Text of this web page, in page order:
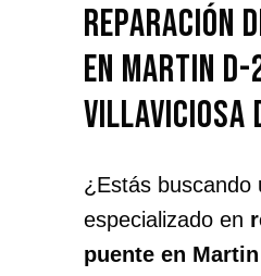
reparación
en Martin D-
Villaviciosa
¿Estás buscando
especializado en
puente en